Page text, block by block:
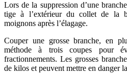
Lors de la suppression d’une
tige à l’extérieur du collet de la
moignons après l’élagage.
Couper une grosse branche, en
méthode à trois coupes pour
fractionnements. Les grosses
de kilos et peuvent mettre en danger